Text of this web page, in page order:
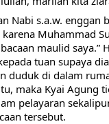
Nabi s.a.w. enggan
Muhammad
maulid saya.”
tuan supaya
duduk di dalam
maka Kyai Agung
pelayaran
tersebut.